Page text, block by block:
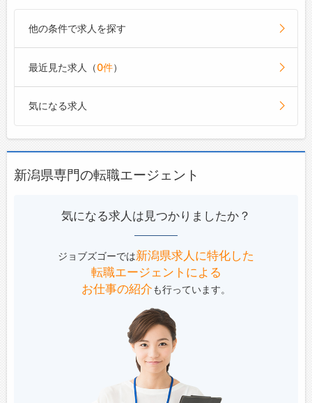
他の条件で求人を探す
最近見た求人（0件）
気になる求人
新潟県専門の転職エージェント
気になる求人は見つかりましたか？
ジョブズゴーでは新潟県求人に特化した
転職エージェントによる
お仕事の紹介も行っています。